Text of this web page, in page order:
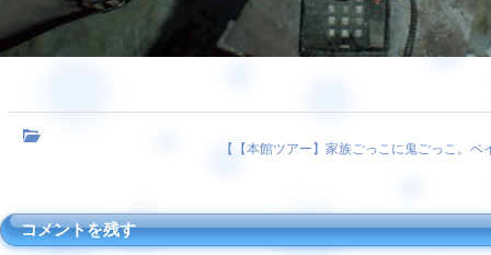
【 【本館ツアー】家族ごっこに鬼ごっこ。
コメントを残す